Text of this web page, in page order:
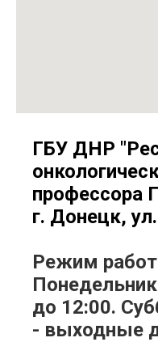
ГБУ ДНР
профессора
г. Донецк,
Режим
до 12:00.
- выходные